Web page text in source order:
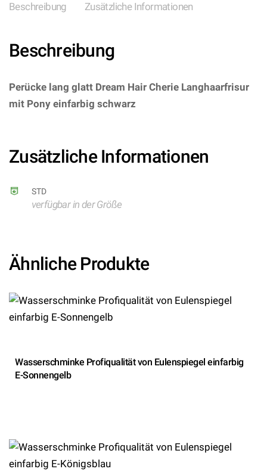
Beschreibung Zusätzliche Informationen
Beschreibung
Perücke lang glatt Dream Hair Cherie Langhaarfrisur
mit Pony einfarbig schwarz
Zusätzliche Informationen
STD
verfügbar in der Größe
Ähnliche Produkte
Wasserschminke Profiqualität von Eulenspiegel einfarbig
E-Sonnengelb